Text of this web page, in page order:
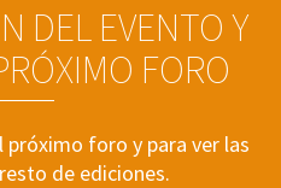
DEL EVENTO Y
FORO
próximo foro y para ver las
de ediciones.